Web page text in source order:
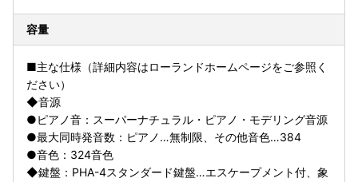
容量
■主な仕様（詳細内容はローランドホームページをご参照く
ださい）
◆音源
●ピアノ音：スーパーナチュラル・ピアノ・モデリング音源
●最大同時発音数：ピアノ…無制限、その他音色…384
●音色：324音色
◆鍵盤：PHA-4スタンダード鍵盤…エスケープメント付、象